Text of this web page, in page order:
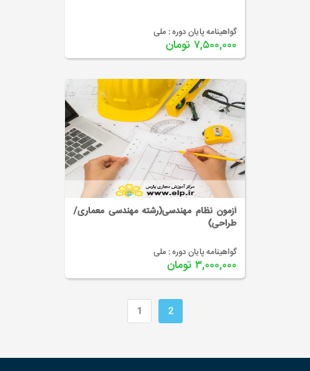
گواهینامه پایان دوره : ملی
۷,۵۰۰,۰۰۰ تومان
آزمون نظام مهندسی(رشته مهندسی معماری/
طراحی)
گواهینامه پایان دوره : ملی
۳,۰۰۰,۰۰۰ تومان
1 2